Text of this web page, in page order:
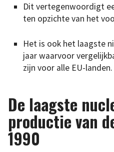
Dit vertegenwoordigt
ten opzichte van het
Het is ook het laagste
jaar waarvoor
zijn voor alle EU-landen.
De laagste
productie van
1990